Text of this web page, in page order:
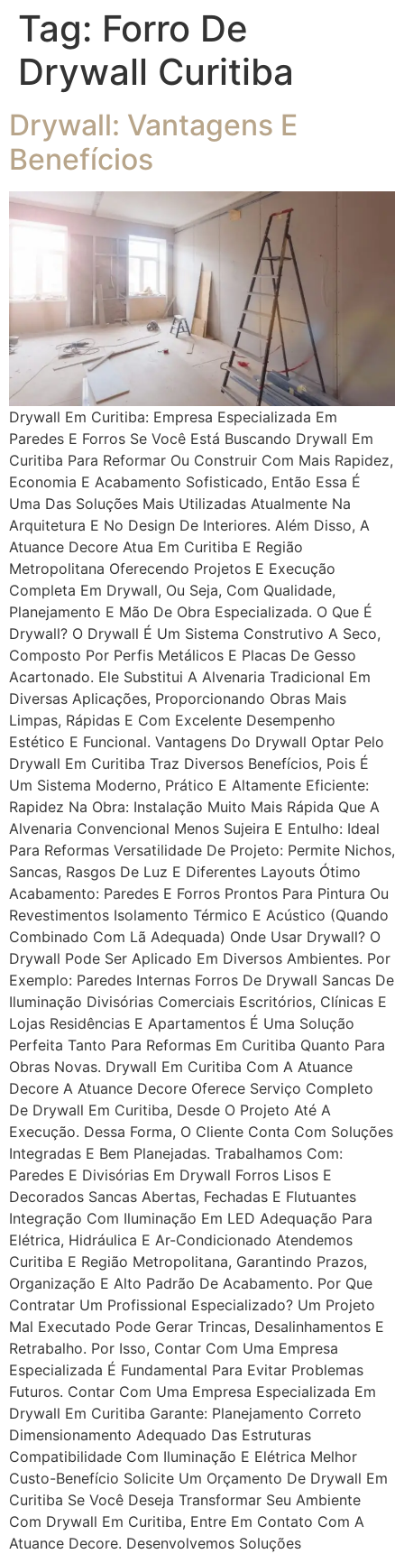
Tag: Forro De
Drywall Curitiba
Drywall: Vantagens E
Benefícios
Drywall Em Curitiba: Empresa Especializada Em
Paredes E Forros Se Você Está Buscando Drywall Em
Curitiba Para Reformar Ou Construir Com Mais Rapidez,
Economia E Acabamento Sofisticado, Então Essa É
Uma Das Soluções Mais Utilizadas Atualmente Na
Arquitetura E No Design De Interiores. Além Disso, A
Atuance Decore Atua Em Curitiba E Região
Metropolitana Oferecendo Projetos E Execução
Completa Em Drywall, Ou Seja, Com Qualidade,
Planejamento E Mão De Obra Especializada. O Que É
Drywall? O Drywall É Um Sistema Construtivo A Seco,
Composto Por Perfis Metálicos E Placas De Gesso
Acartonado. Ele Substitui A Alvenaria Tradicional Em
Diversas Aplicações, Proporcionando Obras Mais
Limpas, Rápidas E Com Excelente Desempenho
Estético E Funcional. Vantagens Do Drywall Optar Pelo
Drywall Em Curitiba Traz Diversos Benefícios, Pois É
Um Sistema Moderno, Prático E Altamente Eficiente:
Rapidez Na Obra: Instalação Muito Mais Rápida Que A
Alvenaria Convencional Menos Sujeira E Entulho: Ideal
Para Reformas Versatilidade De Projeto: Permite Nichos,
Sancas, Rasgos De Luz E Diferentes Layouts Ótimo
Acabamento: Paredes E Forros Prontos Para Pintura Ou
Revestimentos Isolamento Térmico E Acústico (quando
Combinado Com Lã Adequada) Onde Usar Drywall? O
Drywall Pode Ser Aplicado Em Diversos Ambientes. Por
Exemplo: Paredes Internas Forros De Drywall Sancas De
Iluminação Divisórias Comerciais Escritórios, Clínicas E
Lojas Residências E Apartamentos É Uma Solução
Perfeita Tanto Para Reformas Em Curitiba Quanto Para
Obras Novas. Drywall Em Curitiba Com A Atuance
Decore A Atuance Decore Oferece Serviço Completo
De Drywall Em Curitiba, Desde O Projeto Até A
Execução. Dessa Forma, O Cliente Conta Com Soluções
Integradas E Bem Planejadas. Trabalhamos Com:
Paredes E Divisórias Em Drywall Forros Lisos E
Decorados Sancas Abertas, Fechadas E Flutuantes
Integração Com Iluminação Em LED Adequação Para
Elétrica, Hidráulica E Ar-Condicionado Atendemos
Curitiba E Região Metropolitana, Garantindo Prazos,
Organização E Alto Padrão De Acabamento. Por Que
Contratar Um Profissional Especializado? Um Projeto
Mal Executado Pode Gerar Trincas, Desalinhamentos E
Retrabalho. Por Isso, Contar Com Uma Empresa
Especializada É Fundamental Para Evitar Problemas
Futuros. Contar Com Uma Empresa Especializada Em
Drywall Em Curitiba Garante: Planejamento Correto
Dimensionamento Adequado Das Estruturas
Compatibilidade Com Iluminação E Elétrica Melhor
Custo-Benefício Solicite Um Orçamento De Drywall Em
Curitiba Se Você Deseja Transformar Seu Ambiente
Com Drywall Em Curitiba, Entre Em Contato Com A
Atuance Decore. Desenvolvemos Soluções